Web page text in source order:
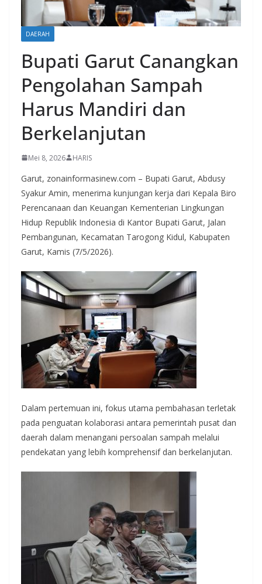
DAERAH
Bupati Garut Canangkan
Pengolahan Sampah
Harus Mandiri dan
Berkelanjutan
Mei 8, 2026 HARIS
Garut, zonainformasinew.com – Bupati Garut, Abdusy
Syakur Amin, menerima kunjungan kerja dari Kepala Biro
Perencanaan dan Keuangan Kementerian Lingkungan
Hidup Republik Indonesia di Kantor Bupati Garut, Jalan
Pembangunan, Kecamatan Tarogong Kidul, Kabupaten
Garut, Kamis (7/5/2026).
Dalam pertemuan ini, fokus utama pembahasan terletak
pada penguatan kolaborasi antara pemerintah pusat dan
daerah dalam menangani persoalan sampah melalui
pendekatan yang lebih komprehensif dan berkelanjutan.